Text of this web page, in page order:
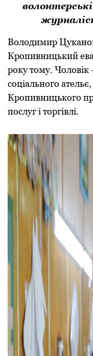
Володимир
Кропивницький
року тому. Чоловік
соціального
Кропивницького
послуг і торгівлі.